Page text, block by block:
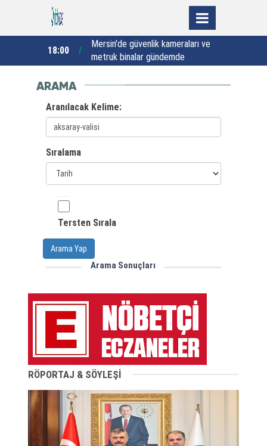
18:00
Mersin'de güvenlik kameraları ve
metruk binalar gündemde
ARAMA
Aranılacak Kelime:
Sıralama
Tersten Sırala
Arama Yap
Arama Sonuçları
RÖPORTAJ & SÖYLEŞİ